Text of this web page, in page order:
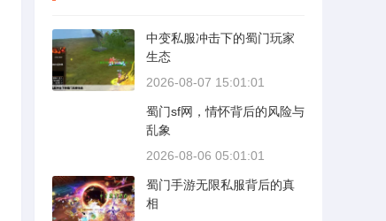
中变私服冲击下的蜀门玩家
生态
2026-08-07 15:01:01
蜀门sf网，情怀背后的风险与
乱象
2026-08-06 05:01:01
蜀门手游无限私服背后的真
相